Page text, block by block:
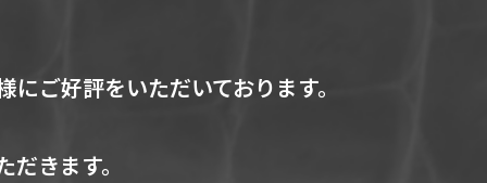
ご好評をいただいております。
きます。